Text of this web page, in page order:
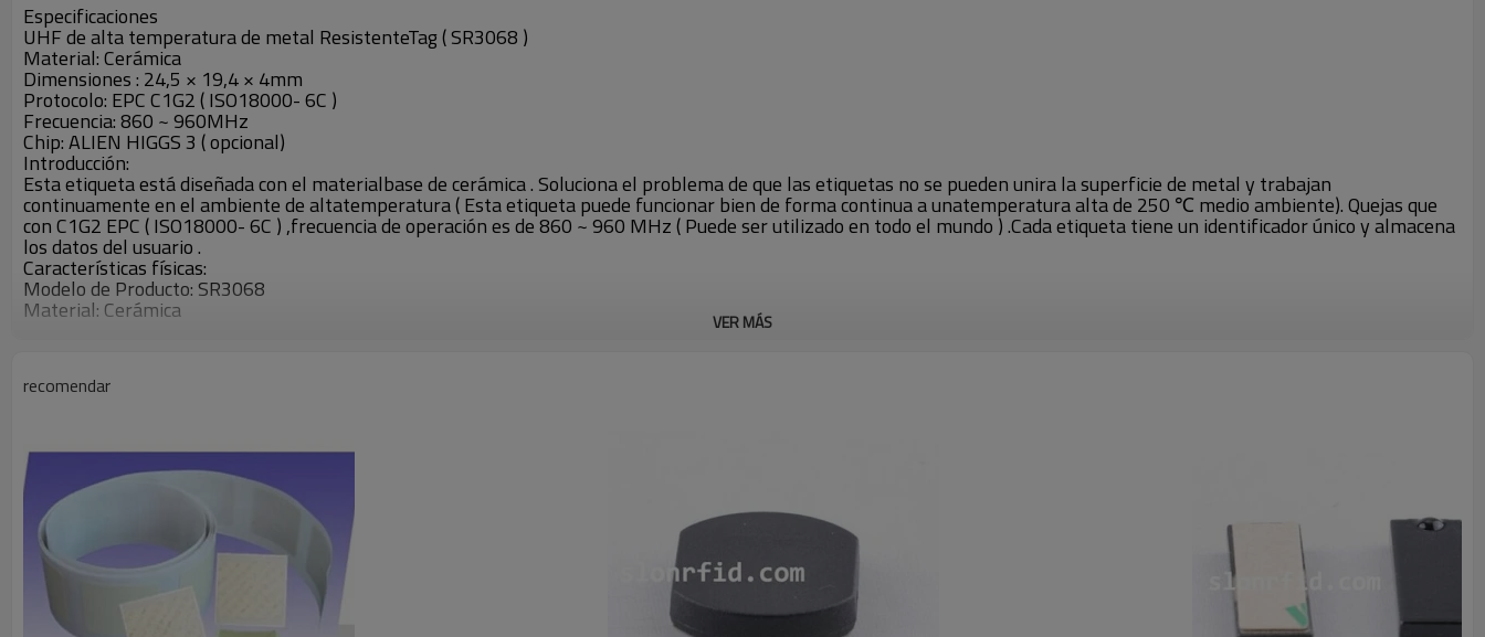
Especificaciones
UHF de alta temperatura de metal ResistenteTag ( SR3068 )
Material: Cerámica
Dimensiones : 24,5 × 19,4 × 4mm
Protocolo: EPC C1G2 ( ISO18000- 6C )
Frecuencia: 860 ~ 960MHz
Chip: ALIEN HIGGS 3 ( opcional)
Introducción:
Esta etiqueta está diseñada con el materialbase de cerámica . Soluciona el problema de que las etiquetas no se pueden unira la superficie de metal y trabajan
continuamente en el ambiente de altatemperatura ( Esta etiqueta puede funcionar bien de forma continua a unatemperatura alta de 250 ℃ medio ambiente). Quejas que
con C1G2 EPC ( ISO18000- 6C ) ,frecuencia de operación es de 860 ~ 960 MHz ( Puede ser utilizado en todo el mundo ) .Cada etiqueta tiene un identificador único y almacena
los datos del usuario .
Características físicas:
Modelo de Producto: SR3068
Material: Cerámica
Color: Negro ( opcional)
Temperatura de trabajo: -40 ℃ ~ 300 ℃
Frecuencia: 860 ~ 960MHz
Chip: ALIEN HIGGS 3 ( opcional)
Memoria EPC : 96 bits , 480 bits de máximos
Memoria del usuario: 512 bits
Rango de lectura : Lector estacionario: másde 2 m ( 30 dBm )
Lectorde mano : Más de 1 m ( 28dBm )
Otras características:
Ambiental : Cumple RoHS
Almacenamiento de datos : > 10 años
VER MÁS
recomendar